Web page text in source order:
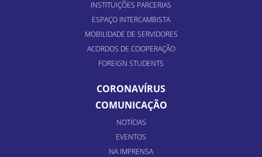
INSTITUIÇÕES PARCERIAS
ESPAÇO INTERCAMBISTA
MOBILIDADE DE SERVIDORES
ACORDOS DE COOPERAÇÃO
FOREIGN STUDENTS
CORONAVÍRUS
COMUNICAÇÃO
NOTÍCIAS
EVENTOS
NA IMPRENSA